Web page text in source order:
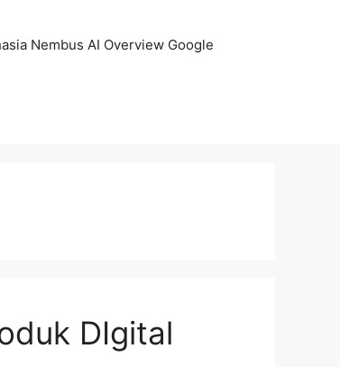
Nembus AI Overview Google
DIgital